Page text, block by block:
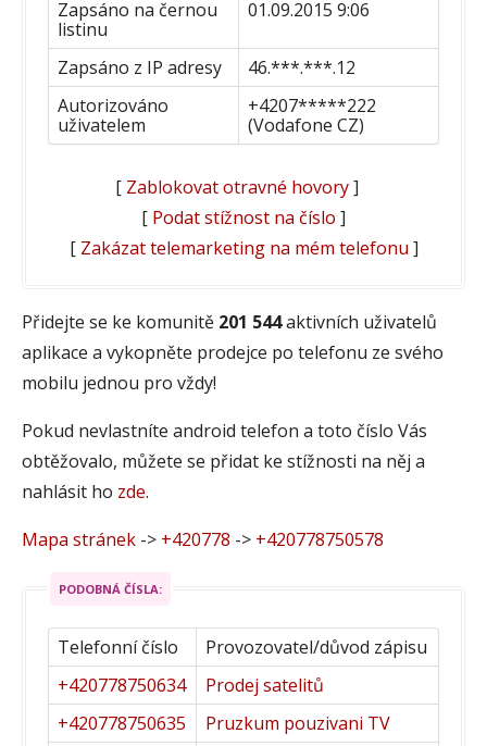
Zapsáno na černou
listinu
01.09.2015 9:06
Zapsáno z IP adresy
46.***.***.12
Autorizováno
uživatelem
+4207*****222
(Vodafone CZ)
[ Zablokovat otravné hovory]
[ Podat stížnost na číslo ]
[ Zakázat telemarketing na mém telefonu ]
Přidejte se ke komunitě 201 544aktivních uživatelů
aplikace a vykopněte prodejce po telefonu ze svého
mobilu jednou pro vždy!
Pokud nevlastníte android telefon a toto číslo Vás
obtěžovalo, můžete se přidat ke stížnosti na něj a
nahlásit ho zde.
Mapa stránek -> +420778 -> +420778750578
PODOBNÁ ČÍSLA:
Telefonní číslo
Provozovatel/důvod zápisu
+420778750634
Prodej satelitů
+420778750635
Pruzkum pouzivani TV